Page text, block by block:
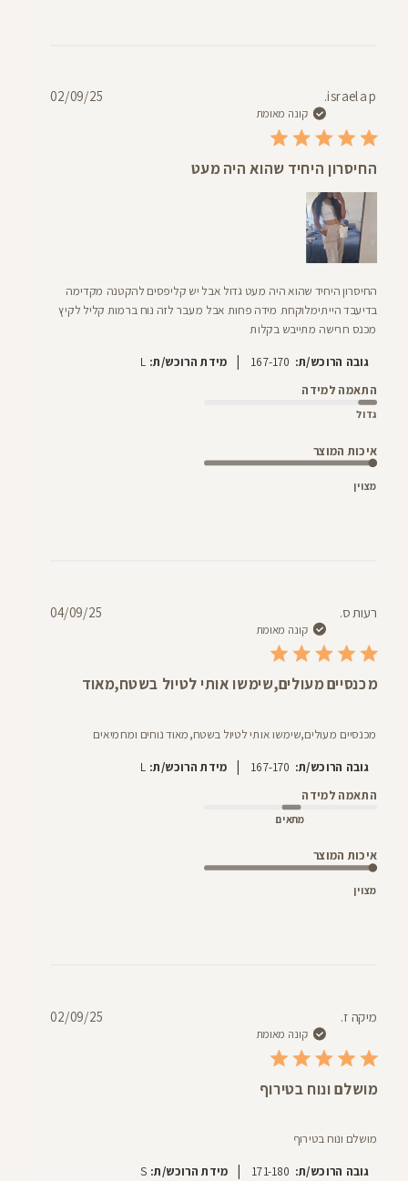
israela p.
קונה מאומת
החיסרון היחיד שהוא היה מעט
החיסרון היחיד שהוא היה מעט גדול אבל יש קליפסים להקטנה מקדימה
בדיעבד הייתימלוקחת מידה פחות אבל מעבר לזה נוח ברמות קליל לקיץ
מכנס חרישה מתייבש בקלות
גובה הרוכש/ת: 167-170
| מידת הרוכש/ת: L
התאמה למידה
גדול
איכות המוצר
מצוין
תאריך02/09/25
רעות ס.
קונה מאומת
מכנסיים מעולים,שימשו אותי לטיול בשטח,מאוד
מכנסיים מעולים,שימשו אותי לטיול בשטח,מאוד נוחים ומחמיאים
גובה הרוכש/ת: 167-170
| מידת הרוכש/ת: L
התאמה למידה
מתאים
איכות המוצר
מצוין
תאריך04/09/25
מיקה ז.
קונה מאומת
מושלם ונוח בטירוף
מושלם ונוח בטירוף
גובה הרוכש/ת: 171-180
| מידת הרוכש/ת: S
תאריך02/09/25